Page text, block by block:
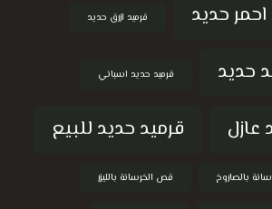
حديد
قرميد ازرق حديد
حديد قرميد حديد اسباني
عازل قرميد حديد للبيع
بالصاروخ قص الخرسانة بالليزر